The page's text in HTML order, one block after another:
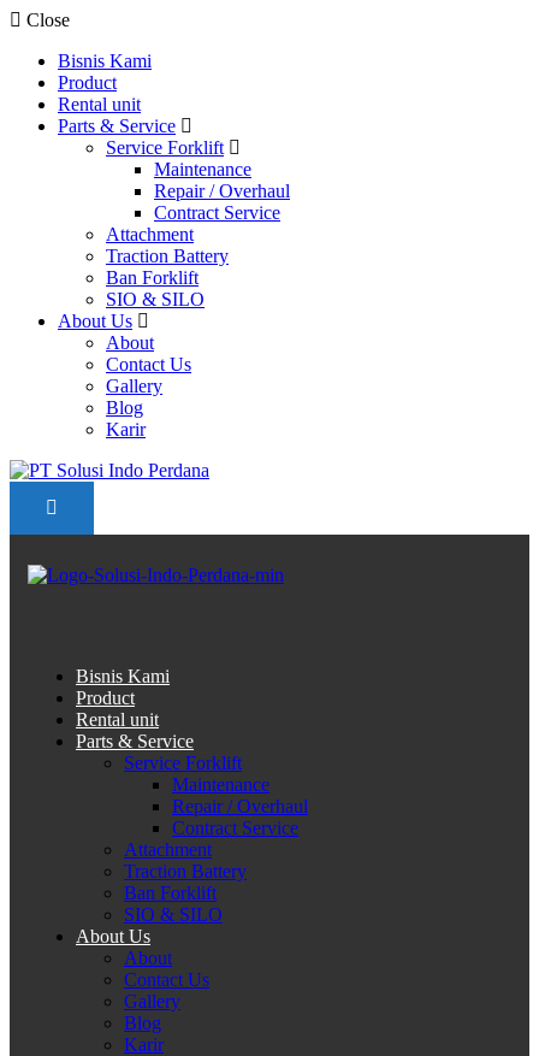
Close
Bisnis Kami
Product
Rental unit
Parts & Service
Service Forklift
Maintenance
Repair / Overhaul
Contract Service
Attachment
Traction Battery
Ban Forklift
SIO & SILO
About Us
About
Contact Us
Gallery
Blog
Karir
Bisnis Kami
Product
Rental unit
Parts & Service
Service Forklift
Maintenance
Repair / Overhaul
Contract Service
Attachment
Traction Battery
Ban Forklift
SIO & SILO
About Us
About
Contact Us
Gallery
Blog
Karir